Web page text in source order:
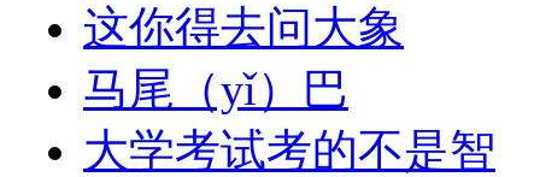
这你得去问大象
马尾（yǐ）巴
大学考试考的不是智